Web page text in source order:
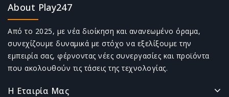
About Play247
Από το 2025, με νέα διοίκηση και ανανεωμένο όραμα,
συνεχίζουμε δυναμικά με στόχο να εξελίξουμε την
εμπειρία σας, φέρνοντας νέες συνεργασίες και προϊόντα
που ακολουθούν τις τάσεις της τεχνολογίας.
Η Εταιρία Μας